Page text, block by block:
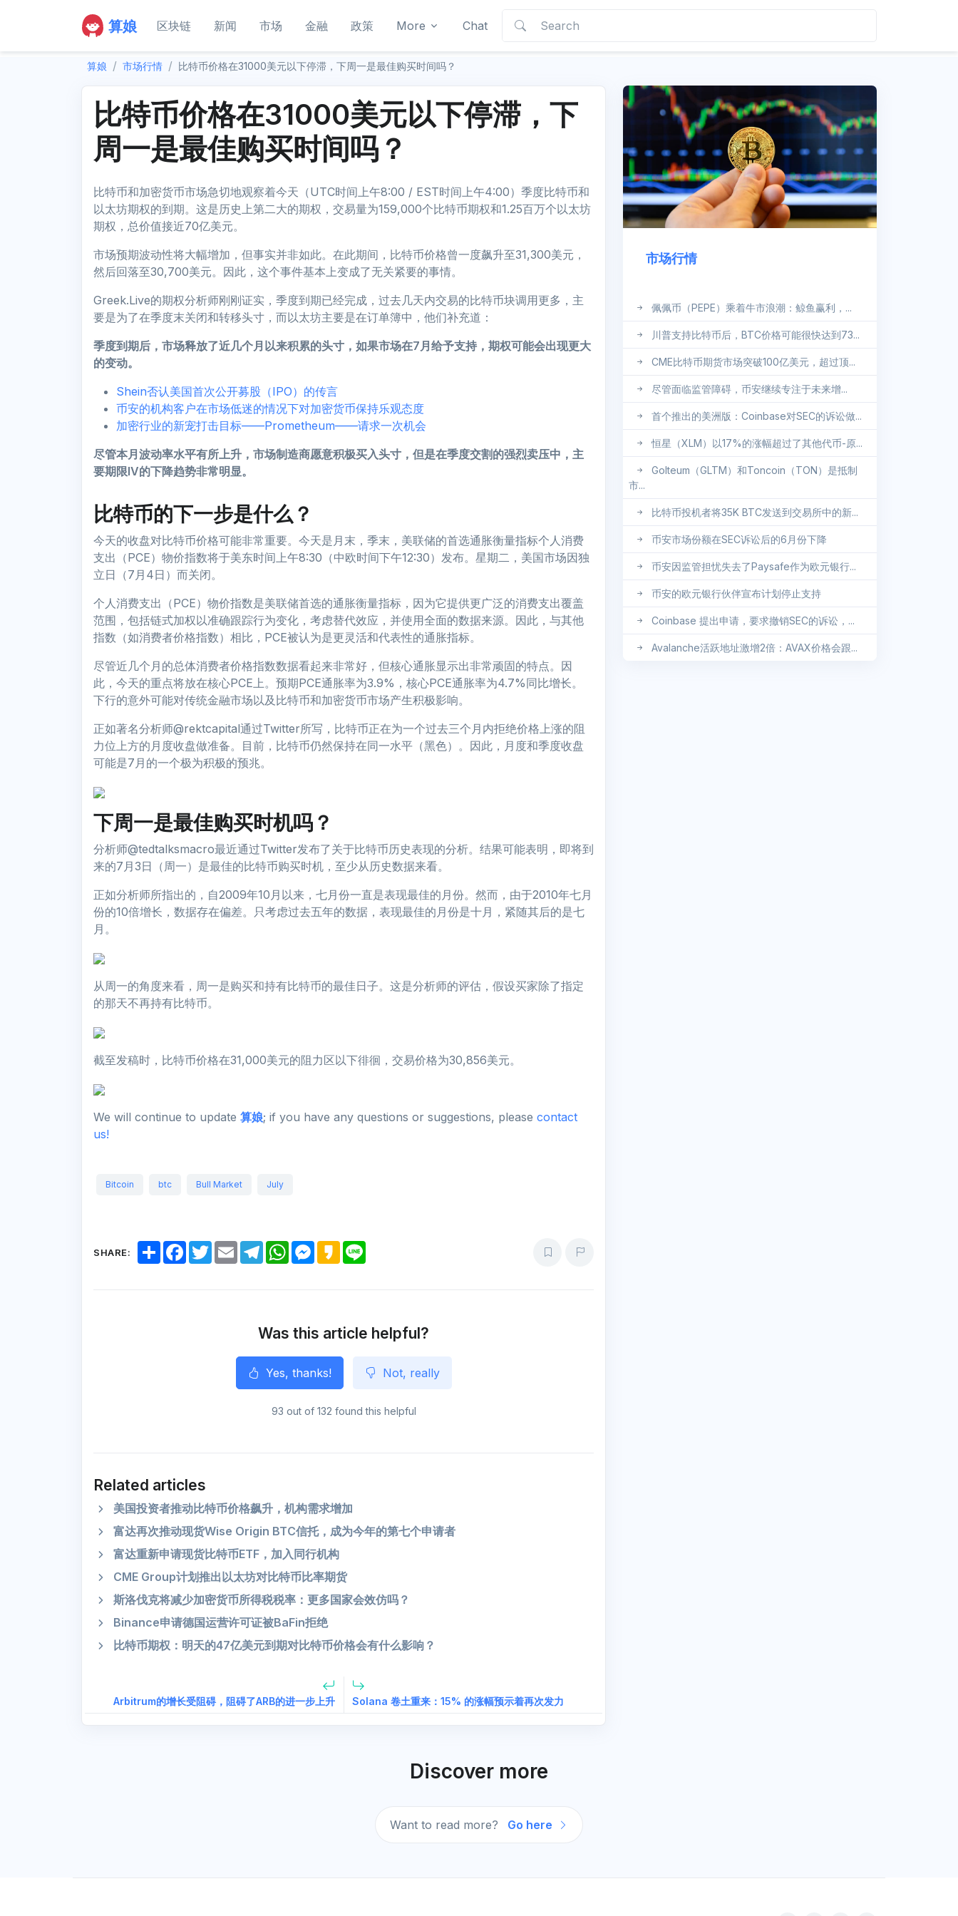
算娘 区块链 新闻 市场 金融 政策 More Chat
算娘 市场行情 比特币价格在31000美元以下停滞，下周一是最佳购买时间吗？
比特币价格在31000美元以下停滞，下
周一是最佳购买时间吗？
比特币和加密货币市场急切地观察着今天（UTC时间上午8:00 / EST时间上午4:00）季度比特币和
以太坊期权的到期。这是历史上第二大的期权，交易量为159,000个比特币期权和1.25百万个以太坊
期权，总价值接近70亿美元。
市场预期波动性将大幅增加，但事实并非如此。在此期间，比特币价格曾一度飙升至31,300美元，
然后回落至30,700美元。因此，这个事件基本上变成了无关紧要的事情。
Greek.Live的期权分析师刚刚证实，季度到期已经完成，过去几天内交易的比特币块调用更多，主
要是为了在季度末关闭和转移头寸，而以太坊主要是在订单簿中，他们补充道：
季度到期后，市场释放了近几个月以来积累的头寸，如果市场在7月给予支持，期权可能会出现更大
的变动。
Shein否认美国首次公开募股（IPO）的传言
币安的机构客户在市场低迷的情况下对加密货币保持乐观态度
加密行业的新宠打击目标——Prometheum——请求一次机会
尽管本月波动率水平有所上升，市场制造商愿意积极买入头寸，但是在季度交割的强烈卖压中，主
要期限IV的下降趋势非常明显。
比特币的下一步是什么？
今天的收盘对比特币价格可能非常重要。今天是月末，季末，美联储的首选通胀衡量指标个人消费
支出（PCE）物价指数将于美东时间上午8:30（中欧时间下午12:30）发布。星期二，美国市场因独
立日（7月4日）而关闭。
个人消费支出（PCE）物价指数是美联储首选的通胀衡量指标，因为它提供更广泛的消费支出覆盖
范围，包括链式加权以准确跟踪行为变化，考虑替代效应，并使用全面的数据来源。因此，与其他
指数（如消费者价格指数）相比，PCE被认为是更灵活和代表性的通胀指标。
尽管近几个月的总体消费者价格指数数据看起来非常好，但核心通胀显示出非常顽固的特点。因
此，今天的重点将放在核心PCE上。预期PCE通胀率为3.9%，核心PCE通胀率为4.7%同比增长。
下行的意外可能对传统金融市场以及比特币和加密货币市场产生积极影响。
正如著名分析师@rektcapital通过Twitter所写，比特币正在为一个过去三个月内拒绝价格上涨的阻
力位上方的月度收盘做准备。目前，比特币仍然保持在同一水平（黑色）。因此，月度和季度收盘
可能是7月的一个极为积极的预兆。
下周一是最佳购买时机吗？
分析师@tedtalksmacro最近通过Twitter发布了关于比特币历史表现的分析。结果可能表明，即将到
来的7月3日（周一）是最佳的比特币购买时机，至少从历史数据来看。
正如分析师所指出的，自2009年10月以来，七月份一直是表现最佳的月份。然而，由于2010年七月
份的10倍增长，数据存在偏差。只考虑过去五年的数据，表现最佳的月份是十月，紧随其后的是七
月。
从周一的角度来看，周一是购买和持有比特币的最佳日子。这是分析师的评估，假设买家除了指定
的那天不再持有比特币。
截至发稿时，比特币价格在31,000美元的阻力区以下徘徊，交易价格为30,856美元。
We will continue to update 算娘; if you have any questions or suggestions, please contact
us!
Bitcoin btc Bull Market July
SHARE:
S
h
F
a
T
w
E
m
T
e
m
W
h
p
M
e
e
r
K
a
Was this article helpful?
Yes, thanks! Not, really
93 out of 132 found this helpful
Related articles
美国投资者推动比特币价格飙升，机构需求增加
富达再次推动现货Wise Origin BTC信托，成为今年的第七个申请者
富达重新申请现货比特币ETF，加入同行机构
CME Group计划推出以太坊对比特币比率期货
斯洛伐克将减少加密货币所得税税率：更多国家会效仿吗？
Binance申请德国运营许可证被BaFin拒绝
比特币期权：明天的47亿美元到期对比特币价格会有什么影响？
Arbitrum的增长受阻碍，阻碍了ARB的进一步上升 Solana 卷土重来：15% 的涨幅预示着再次发力
市场行情
佩佩币（PEPE）乘着牛市浪潮：鲸鱼赢利，...
川普支持比特币后，BTC价格可能很快达到73...
CME比特币期货市场突破100亿美元，超过顶...
尽管面临监管障碍，币安继续专注于未来增...
首个推出的美洲版：Coinbase对SEC的诉讼做...
恒星（XLM）以17%的涨幅超过了其他代币-原...
Golteum（GLTM）和Toncoin（TON）是抵制
市...
比特币投机者将35K BTC发送到交易所中的新...
币安市场份额在SEC诉讼后的6月份下降
币安因监管担忧失去了Paysafe作为欧元银行...
币安的欧元银行伙伴宣布计划停止支持
Coinbase 提出申请，要求撤销SEC的诉讼，...
Avalanche活跃地址激增2倍：AVAX价格会跟...
Discover more
Want to read more? Go here